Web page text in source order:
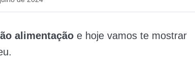
alimentação e hoje vamos te mostrar